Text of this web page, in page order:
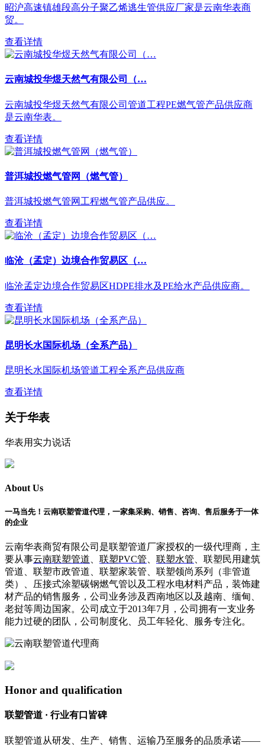
昭沪高速镇雄段高分子聚乙烯逃生管供应厂家是云南华表商
贸。
查看详情
云南城投华煜天然气有限公司（…
云南城投华煜天然气有限公司管道工程PE燃气管产品供应商
是云南华表。
查看详情
普洱城投燃气管网（燃气管）
普洱城投燃气管网工程燃气管产品供应。
查看详情
临沧（孟定）边境合作贸易区（…
临沧孟定边境合作贸易区HDPE排水及PE给水产品供应商。
查看详情
昆明长水国际机场（全系产品）
昆明长水国际机场管道工程全系产品供应商
查看详情
关于华表
华表用实力说话
About Us
一马当先！云南联塑管道代理，一家集采购、销售、咨询、售后服务于一体
的企业
云南华表商贸有限公司是联塑管道厂家授权的一级代理商，主
要从事云南联塑管道 联塑PVC管 联塑水管 、联塑民用建筑
管道、联塑市政管道、联塑家装管、联塑领尚系列（非管道
类）、压接式涂塑碳钢燃气管以及工程水电材料产品，装饰建
材产品的销售服务，公司业务涉及西南地区以及越南、缅甸、
老挝等周边国家。公司成立于2013年7月，公司拥有一支业务
能力过硬的团队，公司制度化、员工年轻化、服务专注化。
Honor and qualification
联塑管道 · 行业有口皆碑
联塑管道从研发、生产、销售、运输乃至服务的品质承诺——